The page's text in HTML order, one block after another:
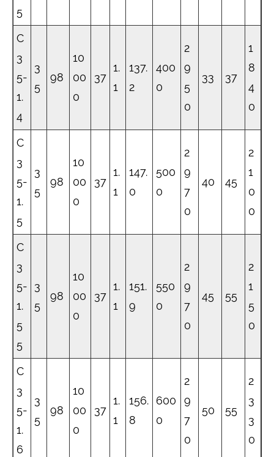
5
C
3
5-
1.
4
3
5
98
10
00
0
37
1.
1
137.
2
400
0
2
9
5
0
33 37
1
8
4
0
C
3
5-
1.
5
3
5
98
10
00
0
37
1.
1
147.
0
500
0
2
9
7
0
40 45
2
1
0
0
C
3
5-
1.
5
5
3
5
98
10
00
0
37
1.
1
151.
9
550
0
2
9
7
0
45 55
2
1
5
0
C
3
5-
1.
6
3
5
98
10
00
0
37
1.
1
156.
8
600
0
2
9
7
0
50 55
2
3
3
0